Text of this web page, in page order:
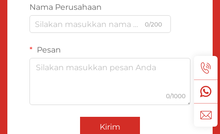
Nama Perusahaan
0/200
Pesan
0/1000
Kirim